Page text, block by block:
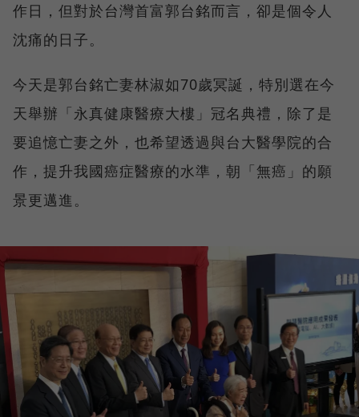
作日，但對於台灣首富郭台銘而言，卻是個令人
沈痛的日子。
今天是郭台銘亡妻林淑如70歲冥誕，特別選在今
天舉辦「永真健康醫療大樓」冠名典禮，除了是
要追憶亡妻之外，也希望透過與台大醫學院的合
作，提升我國癌症醫療的水準，朝「無癌」的願
景更邁進。